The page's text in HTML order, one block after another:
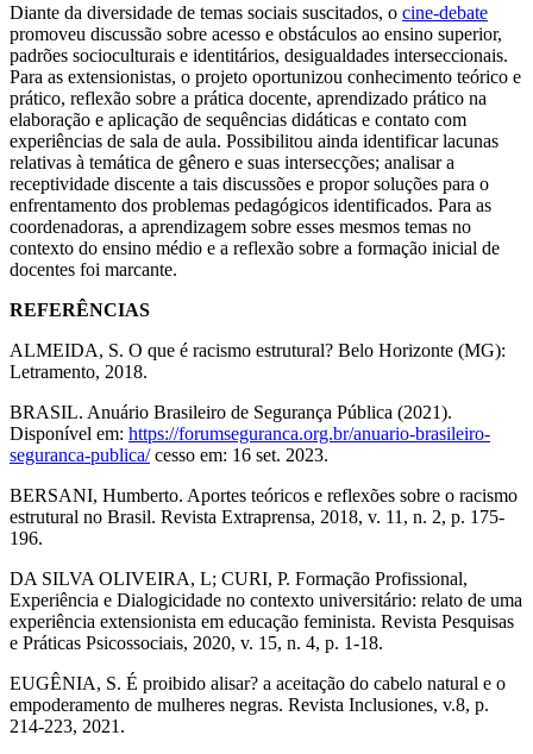
Diante da diversidade de temas sociais suscitados, o cine-debate
promoveu discussão sobre acesso e obstáculos ao ensino superior,
padrões socioculturais e identitários, desigualdades interseccionais.
Para as extensionistas, o projeto oportunizou conhecimento teórico e
prático, reflexão sobre a prática docente, aprendizado prático na
elaboração e aplicação de sequências didáticas e contato com
experiências de sala de aula. Possibilitou ainda identificar lacunas
relativas à temática de gênero e suas intersecções; analisar a
receptividade discente a tais discussões e propor soluções para o
enfrentamento dos problemas pedagógicos identificados. Para as
coordenadoras, a aprendizagem sobre esses mesmos temas no
contexto do ensino médio e a reflexão sobre a formação inicial de
docentes foi marcante.
REFERÊNCIAS
ALMEIDA, S. O que é racismo estrutural? Belo Horizonte (MG):
Letramento, 2018.
BRASIL. Anuário Brasileiro de Segurança Pública (2021).
Disponível em: https://forumseguranca.org.br/anuario-brasileiro-
seguranca-publica/cesso em: 16 set. 2023.
BERSANI, Humberto. Aportes teóricos e reflexões sobre o racismo
estrutural no Brasil. Revista Extraprensa, 2018, v. 11, n. 2, p. 175-
196.
DA SILVA OLIVEIRA, L; CURI, P. Formação Profissional,
Experiência e Dialogicidade no contexto universitário: relato de uma
experiência extensionista em educação feminista. Revista Pesquisas
e Práticas Psicossociais, 2020, v. 15, n. 4, p. 1-18.
EUGÊNIA, S. É proibido alisar? a aceitação do cabelo natural e o
empoderamento de mulheres negras. Revista Inclusiones, v.8, p.
214-223, 2021.